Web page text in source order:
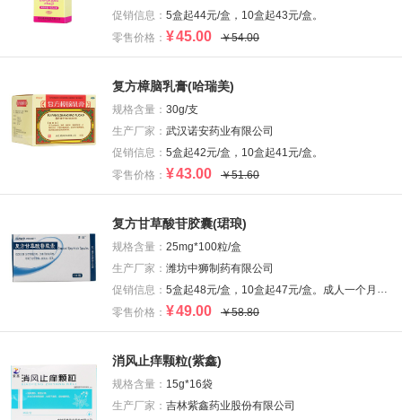
促销信息： 5盒起44元/盒，10盒起43元/盒。
零售价格： ¥45.00 ￥54.00
复方樟脑乳膏(哈瑞美)
规格含量： 30g/支
生产厂家： 武汉诺安药业有限公司
促销信息： 5盒起42元/盒，10盒起41元/盒。
零售价格： ¥43.00 ￥51.60
复方甘草酸苷胶囊(珺琅)
规格含量： 25mg*100粒/盒
生产厂家： 潍坊中狮制药有限公司
促销信息： 5盒起48元/盒，10盒起47元/盒。成人一个月约11盒用量。
零售价格： ¥49.00 ￥58.80
消风止痒颗粒(紫鑫)
规格含量： 15g*16袋
生产厂家： 吉林紫鑫药业股份有限公司